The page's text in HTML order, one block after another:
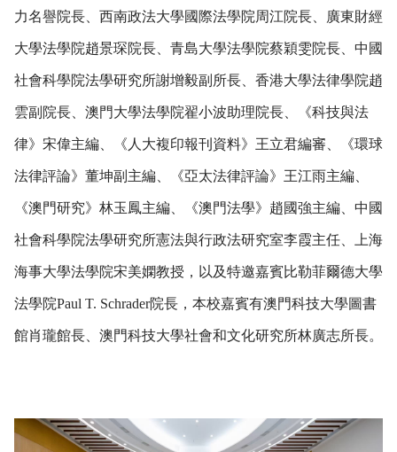
力名譽院長、西南政法大學國際法學院周江院長、廣東財經
大學法學院趙景琛院長、青島大學法學院蔡穎雯院長、中國
社會科學院法學研究所謝增毅副所長、香港大學法律學院趙
雲副院長、澳門大學法學院翟小波助理院長、《科技與法
律》宋偉主編、《人大複印報刊資料》王立君編審、《環球
法律評論》董坤副主編、《亞太法律評論》王江雨主編、
《澳門研究》林玉鳳主編、《澳門法學》趙國強主編、中國
社會科學院法學研究所憲法與行政法研究室李霞主任、上海
海事大學法學院宋美嫻教授，以及特邀嘉賓比勒菲爾德大學
法學院Paul T. Schrader院長，本校嘉賓有澳門科技大學圖書
館肖瓏館長、澳門科技大學社會和文化研究所林廣志所長。